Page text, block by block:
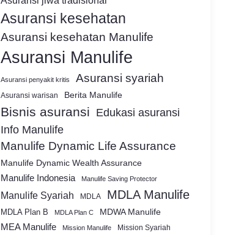
Asuransi kesehatan
Asuransi kesehatan Manulife
Asuransi Manulife
Asuransi penyakit kritis Asuransi syariah
Asuransi warisan Berita Manulife
Bisnis asuransi Edukasi asuransi
Info Manulife
Manulife Dynamic Life Assurance
Manulife Dynamic Wealth Assurance
Manulife Indonesia
Manulife Saving Protector
Manulife Syariah MDLA MDLA Manulife
MDLA Plan B MDLA Plan C MDWA Manulife
MEA Manulife Mission Manulife Mission Syariah